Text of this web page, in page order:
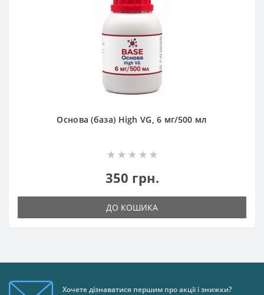
Основа (база) High VG, 6 мг/500 мл
350 грн.
ДО КОШИКА
Хочете дізнаватися першим про акції і знижки?